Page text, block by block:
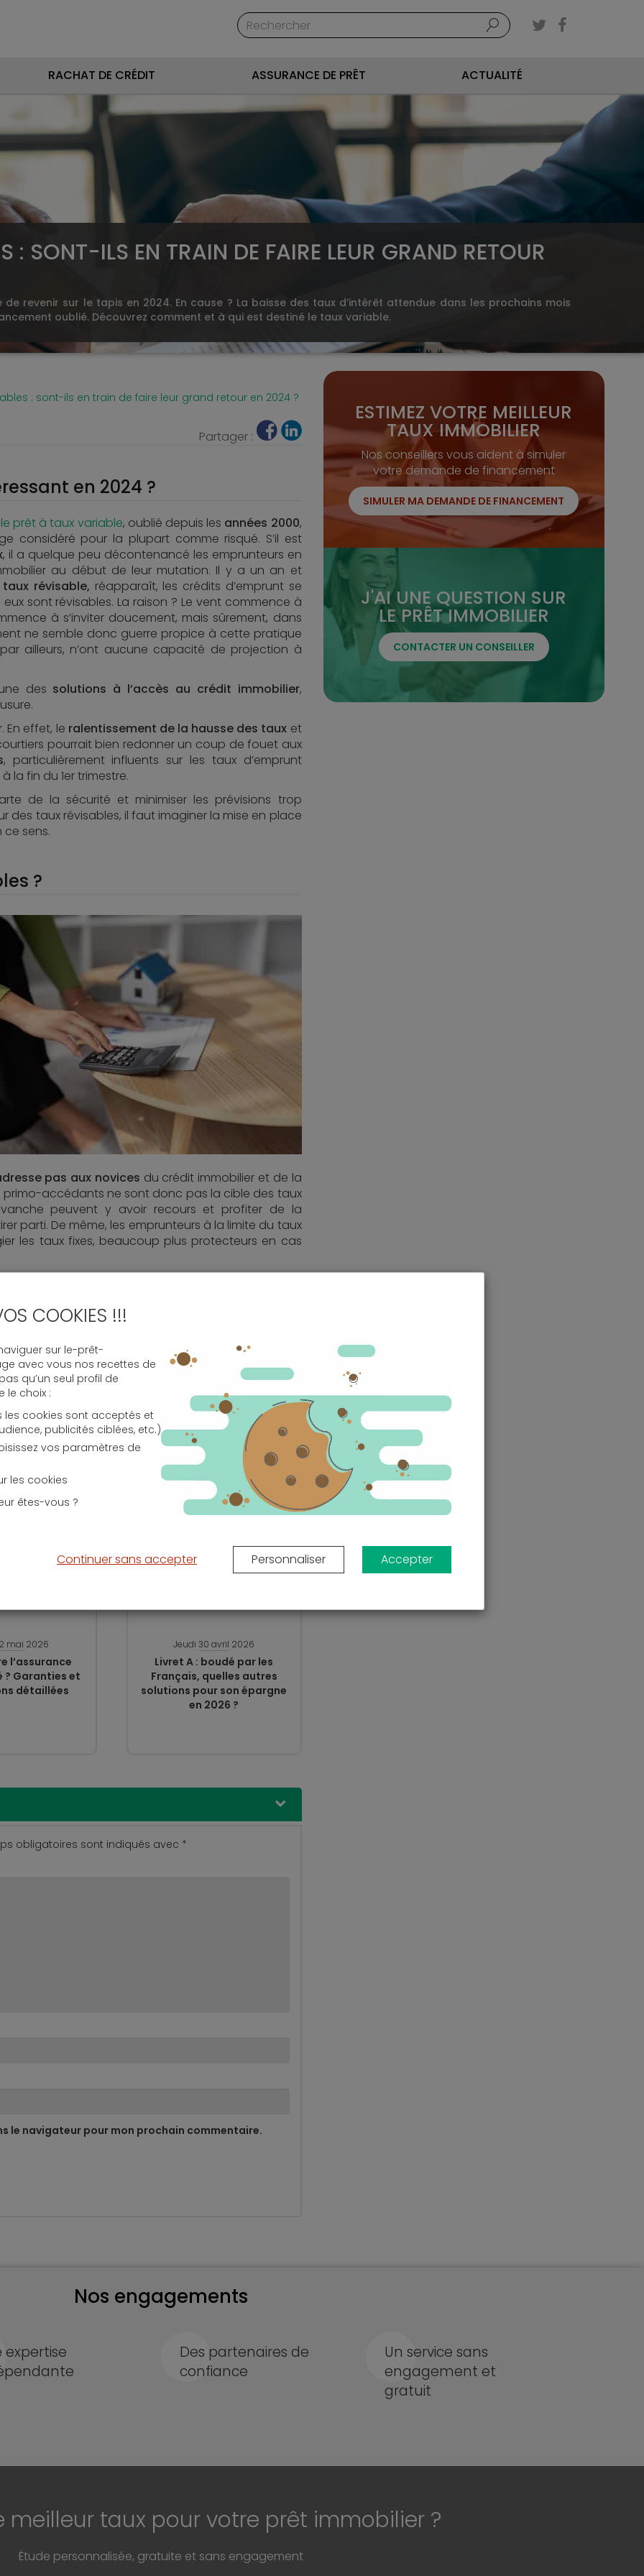
RACHAT DE CRÉDIT ASSURANCE DE PRÊT ACTUALITÉ
: SONT-ILS EN TRAIN DE FAIRE LEUR GRAND RETOUR
revenir sur le tapis en 2024. En cause ? La baisse des taux d’intérêt attendue dans les prochains mois
oublié. Découvrez comment et à qui est destiné le taux variable.
: sont-ils en train de faire leur grand retour en 2024 ?
Partager :
en 2024 ?
le prêt à taux variable, oublié depuis les années 2000,
considéré pour la plupart comme risqué. S’il est
, il a quelque peu décontenancé les emprunteurs en
au début de leur mutation. Il y a un an et
taux révisable, réapparaît, les crédits d’emprunt se
sont révisables. La raison ? Le vent commence à
à s’inviter doucement, mais sûrement, dans
ne semble donc guerre propice à cette pratique
ailleurs, n’ont aucune capacité de projection à
des solutions à l’accès au crédit immobilier,
En effet, le ralentissement de la hausse des taux et
pourrait bien redonner un coup de fouet aux
, particulièrement influents sur les taux d’emprunt
la fin du 1er trimestre.
de la sécurité et minimiser les prévisions trop
taux révisables, il faut imaginer la mise en place
sens.
?
pas aux novices du crédit immobilier et de la
primo-accédants ne sont donc pas la cible des taux
peuvent y avoir recours et profiter de la
parti. De même, les emprunteurs à la limite du taux
les taux fixes, beaucoup plus protecteurs en cas
de plus en plus utilisés en 2024, suite à l’évolution
tout financement à moyen ou long terme, il
emprunteur à l’
des taux variables
variables
et des taux variables
mai 2026
l’assurance
Garanties et
détaillées
Jeudi 30 avril 2026
Livret A : boudé par les
Français, quelles autres
solutions pour son épargne
en 2026 ?
obligatoires sont indiqués avec *
le navigateur pour mon prochain commentaire.
ESTIMEZ VOTRE MEILLEUR
TAUX IMMOBILIER
Nos conseillers vous aident à simuler
votre demande de financement
SIMULER MA DEMANDE DE FINANCEMENT
J'AI UNE QUESTION SUR
LE PRÊT IMMOBILIER
CONTACTER UN CONSEILLER
Nos engagements
expertise
Des partenaires de
confiance
Un service sans
engagement et
gratuit
meilleur taux pour votre prêt immobilier ?
Étude personnalisée, gratuite et sans engagement
COOKIES !!!
sur le-prêt-
avec vous nos recettes de
qu’un seul profil de
le choix :
les cookies sont acceptés et
publicités ciblées, etc.)
vos paramètres de
les cookies
êtes-vous ?
Continuer sans accepter Personnaliser Accepter